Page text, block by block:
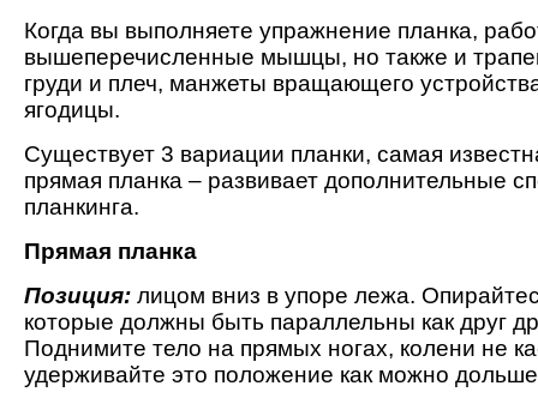
Когда вы выполняете упражнение планка,
вышеперечисленные мышцы, но также и
груди и плеч, манжеты вращающего
ягодицы.
Существует 3 вариации планки, самая
прямая планка – развивает дополнительные
планкинга.
Прямая планка
Позиция: лицом вниз в упоре лежа.
которые должны быть параллельны как друг
Поднимите тело на прямых ногах, колени не
удерживайте это положение как можно